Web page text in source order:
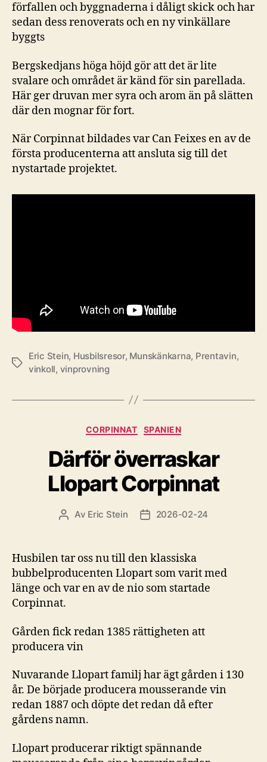
förfallen och byggnaderna i dåligt skick och har
sedan dess renoverats och en ny vinkällare
byggts
Bergskedjans höga höjd gör att det är lite
svalare och området är känd för sin parellada.
Här ger druvan mer syra och arom än på slätten
där den mognar för fort.
När Corpinnat bildades var Can Feixes en av de
första producenterna att ansluta sig till det
nystartade projektet.
Etiketter
Eric Stein, Husbilsresor, Munskänkarna, Prentavin,
vinkoll, vinprovning
Kategorier
CORPINNAT SPANIEN
Därför överraskar
Llopart Corpinnat
Inläggsförfattare
Av Eric Stein Inläggsdatum
2026-02-24
Husbilen tar oss nu till den klassiska
bubbelproducenten Llopart som varit med
länge och var en av de nio som startade
Corpinnat.
Gården fick redan 1385 rättigheten att
producera vin
Nuvarande Llopart familj har ägt gården i 130
år. De började producera mousserande vin
redan 1887 och döpte det redan då efter
gårdens namn.
Llopart producerar riktigt spännande